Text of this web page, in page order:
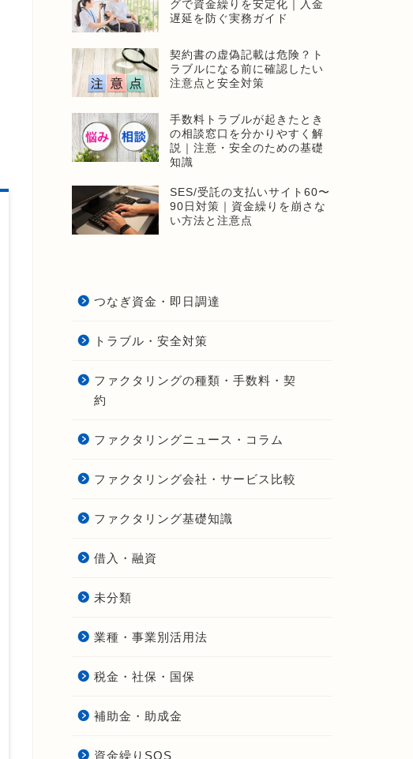
グで資金繰りを安定化｜入金
遅延を防ぐ実務ガイド
契約書の虚偽記載は危険？ト
ラブルになる前に確認したい
注意点と安全対策
手数料トラブルが起きたとき
の相談窓口を分かりやすく解
説｜注意・安全のための基礎
知識
SES/受託の支払いサイト60〜
90日対策｜資金繰りを崩さな
い方法と注意点
つなぎ資金・即日調達
トラブル・安全対策
ファクタリングの種類・手数料・契
約
ファクタリングニュース・コラム
ファクタリング会社・サービス比較
ファクタリング基礎知識
借入・融資
未分類
業種・事業別活用法
税金・社保・国保
補助金・助成金
資金繰りSOS